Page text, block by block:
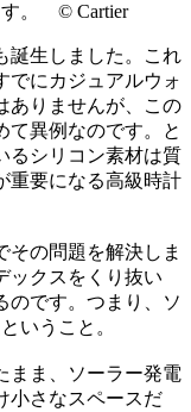
す。 © Cartier
誕生しました。これ
でにカジュアルウォ
ありませんが、この
て異例なのです。と
るシリコン素材は質
重要になる高級時計
その問題を解決しま
ックスをくり抜い
のです。つまり、ソ
いうこと。
まま、ソーラー発電
小さなスペースだ